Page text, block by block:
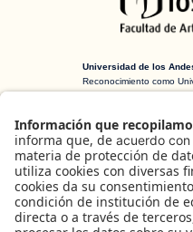
Universidad de los
Reconocimiento como
H-ART Revista
de artees una
creada en
Departamento